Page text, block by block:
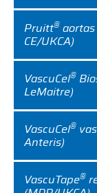
Pruitt®
CE/UKCA)
VascuCel®
LeMaitre)
VascuCel®
Anteris)
VascuTape®